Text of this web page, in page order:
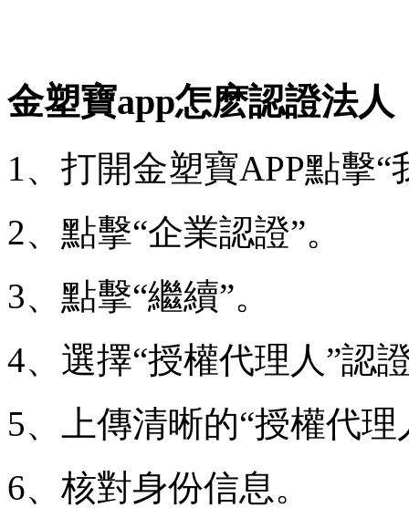
金塑寶app怎麽認證法人
1、打開金塑寶APP點擊“
2、點擊“企業認證”。
3、點擊“繼續”。
4、選擇“授權代理人”認
5、上傳清晰的“授權代理
6、核對身份信息。